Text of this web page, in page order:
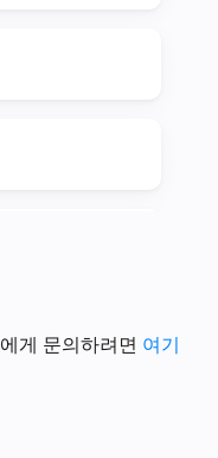
게 문의하려면 여기